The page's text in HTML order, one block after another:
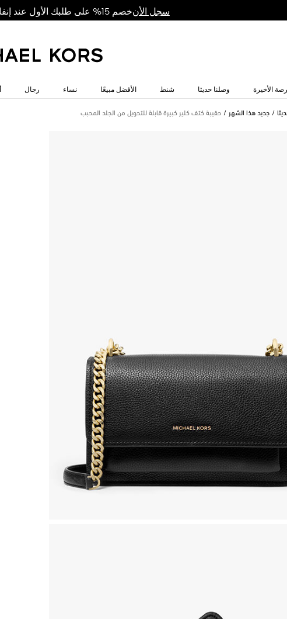
سجل الأنخصم 15% على طلبك الأول عند إنفاق 950 ريال سعودي: MKFIRST
الأخيرة وصلنا حديثا شنط الأفضل مبيعًا نساء رجال
جديد هذا الشهر حقيبة كتف كلير كبيرة قابلة للتحويل من الجلد المحبب